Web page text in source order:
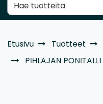
Etusivu Tuotteet
PIHLAJAN PONITALLI